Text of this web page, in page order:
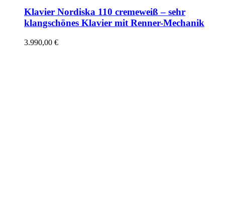
Klavier Nordiska 110 cremeweiß – sehr
klangschönes Klavier mit Renner-Mechanik
3.990,00 €